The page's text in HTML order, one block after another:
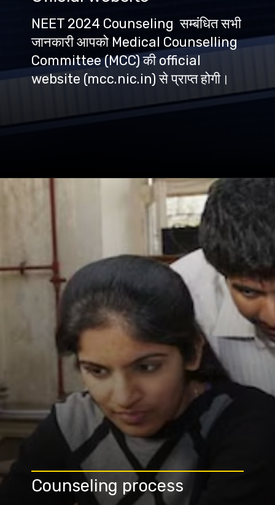
NEET 2024 Counseling सम्बंधित सभी
जानकारी आपको Medical Counselling
Committee (MCC) की official
website (mcc.nic.in) से प्राप्त होगी।
Counseling process